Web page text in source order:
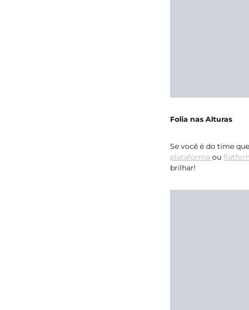
Folia nas Alturas
Se você é do time
plataforma ou
brilhar!